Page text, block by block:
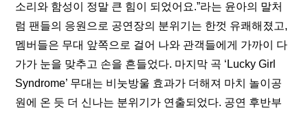
소리와 함성이 정말 큰 힘이 되었어요.”라는 윤아의 말처
럼 팬들의 응원으로 공연장의 분위기는 한껏 유쾌해졌고,
멤버들은 무대 앞쪽으로 걸어 나와 관객들에게 가까이 다
가가 눈을 맞추고 손을 흔들었다. 마지막 곡 ‘Lucky Girl
Syndrome’ 무대는 비눗방울 효과가 더해져 마치 놀이공
원에 온 듯 더 신나는 분위기가 연출되었다. 공연 후반부